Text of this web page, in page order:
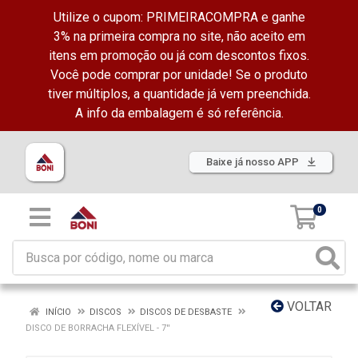
Utilize o cupom: PRIMEIRACOMPRA e ganhe
3% na primeira compra no site, não aceito em
itens em promoção ou já com descontos fixos.
Você pode comprar por unidade! Se o produto
tiver múltiplos, a quantidade já vem preenchida.
A info da embalagem é só referência.
Baixe já nosso APP
0
VOLTAR
INÍCIO DISCOS
DISCOS DE DESBASTE
DISCO DE BORRACHA FLEXÍVEL - 7''